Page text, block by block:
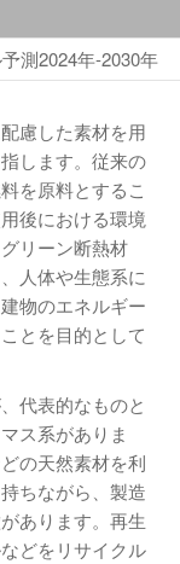
測2024年-2030年
慮した素材を用
します。従来の
を原料とするこ
後における環境
リーン断熱材
人体や生態系に
物のエネルギー
とを目的として
代表的なものと
ス系がありま
の天然素材を利
ちながら、製造
あります。再生
どをリサイクル